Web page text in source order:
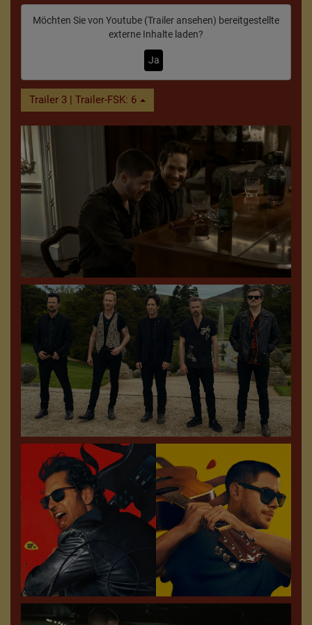
Möchten Sie von Youtube (Trailer ansehen) bereitgestellte
externe Inhalte laden?
Ja
Trailer 3 | Trailer-FSK: 6